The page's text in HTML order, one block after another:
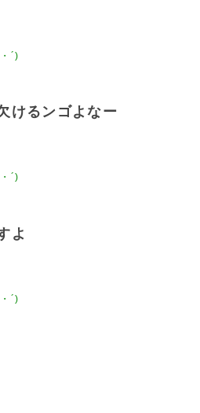
けるンゴよなー
よ